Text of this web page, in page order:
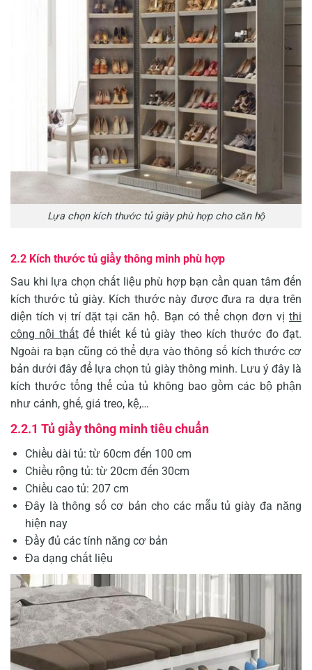
Lựa chọn kích thước tủ giày phù hợp cho căn hộ
2.2 Kích thước tủ giầy thông minh phù hợp
Sau khi lựa chọn chất liệu phù hợp bạn cần quan tâm đến
kích thước tủ giày. Kích thước này được đưa ra dựa trên
diện tích vị trí đặt tại căn hộ. Bạn có thể chọn đơn vị thi
công nội thấtđể thiết kế tủ giày theo kích thước đo đạt.
Ngoài ra bạn cũng có thể dựa vào thông số kích thước cơ
bản dưới đây để lựa chọn tủ giày thông minh. Lưu ý đây là
kích thước tổng thể của tủ không bao gồm các bộ phận
như cánh, ghế, giá treo, kệ,…
2.2.1 Tủ giầy thông minh tiêu chuẩn
Chiều dài tủ: từ 60cm đến 100 cm
Chiều rộng tủ: từ 20cm đến 30cm
Chiều cao tủ: 207 cm
Đây là thông số cơ bản cho các mẫu tủ giày đa năng
hiện nay
Đầy đủ các tính năng cơ bản
Đa dạng chất liệu